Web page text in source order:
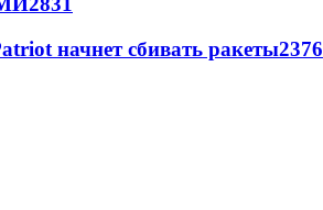
начнет сбивать ракеты2376